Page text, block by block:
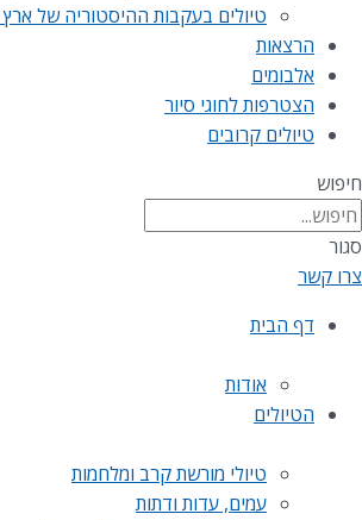
טיולים בעקבות ההיסטוריה של
הרצאות
אלבומים
הצטרפות לחוגי סיור
טיולים קרובים
חיפוש
סגור
צרו קשר
דף הבית
אודות
הטיולים
טיולי מורשת קרב ומלחמות
עמים, עדות ודתות